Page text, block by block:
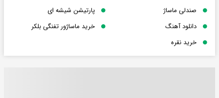
صندلی ماساژ
پارتیشن شیشه ای
دانلود آهنگ
خرید ماساژور تفنگی بلکر
خرید نقره